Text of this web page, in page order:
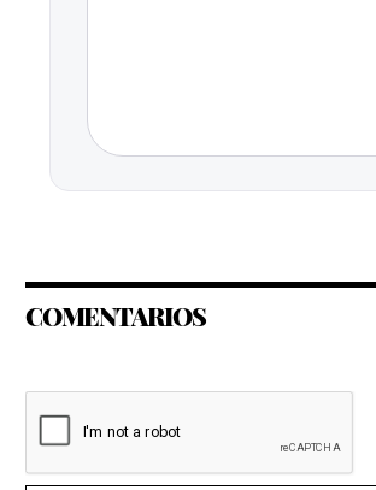
COMENTARIOS